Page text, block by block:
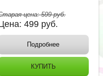
цена:599руб.
499 руб.
Подробнее
КУПИТЬ